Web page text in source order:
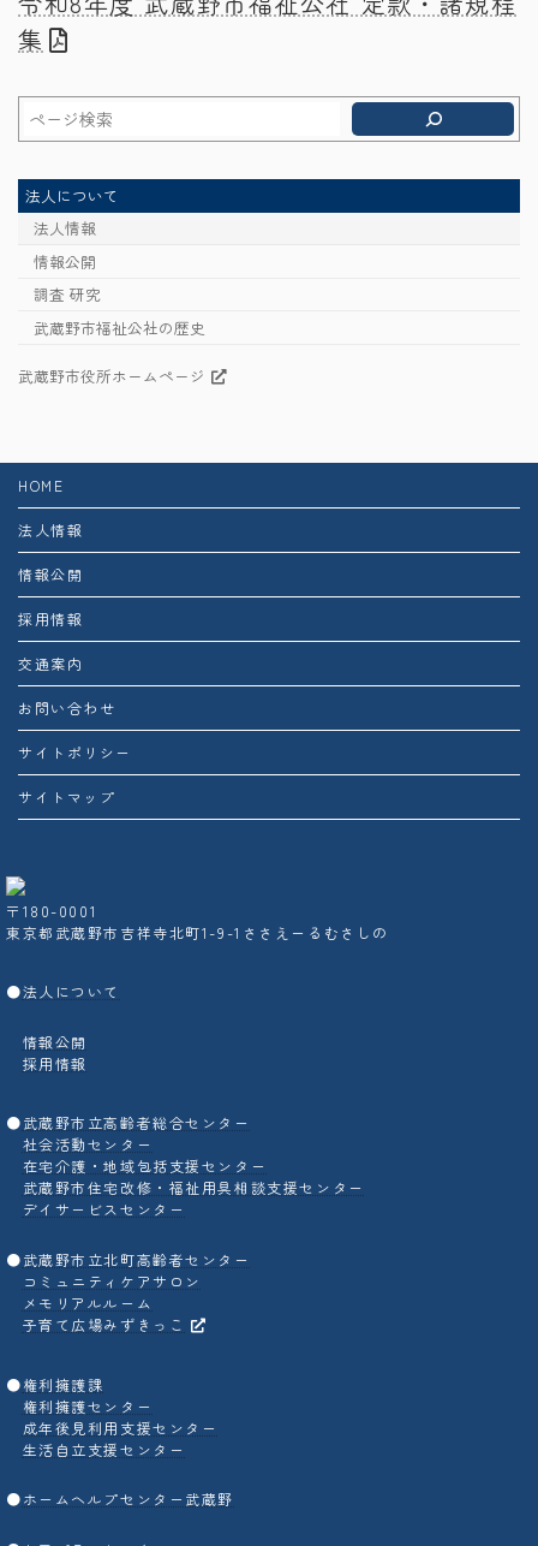
集
法人について
法人情報
情報公開
調査 研究
武蔵野市福祉公社の歴史
武蔵野市役所ホームページ
HOME
法人情報
情報公開
採用情報
交通案内
お問い合わせ
サイトポリシー
サイトマップ
〒180-0001
東京都武蔵野市吉祥寺北町1-9-1ささえーるむさしの
●法人について
情報公開
採用情報
●武蔵野市立高齢者総合センター
社会活動センター
在宅介護・地域包括支援センター
武蔵野市住宅改修・福祉用具相談支援センター
デイサービスセンター
●武蔵野市立北町高齢者センター
コミュニティケアサロン
メモリアルルーム
子育て広場みずきっこ
●権利擁護課
権利擁護センター
成年後見利用支援センター
生活自立支援センター
●ホームヘルプセンター武蔵野